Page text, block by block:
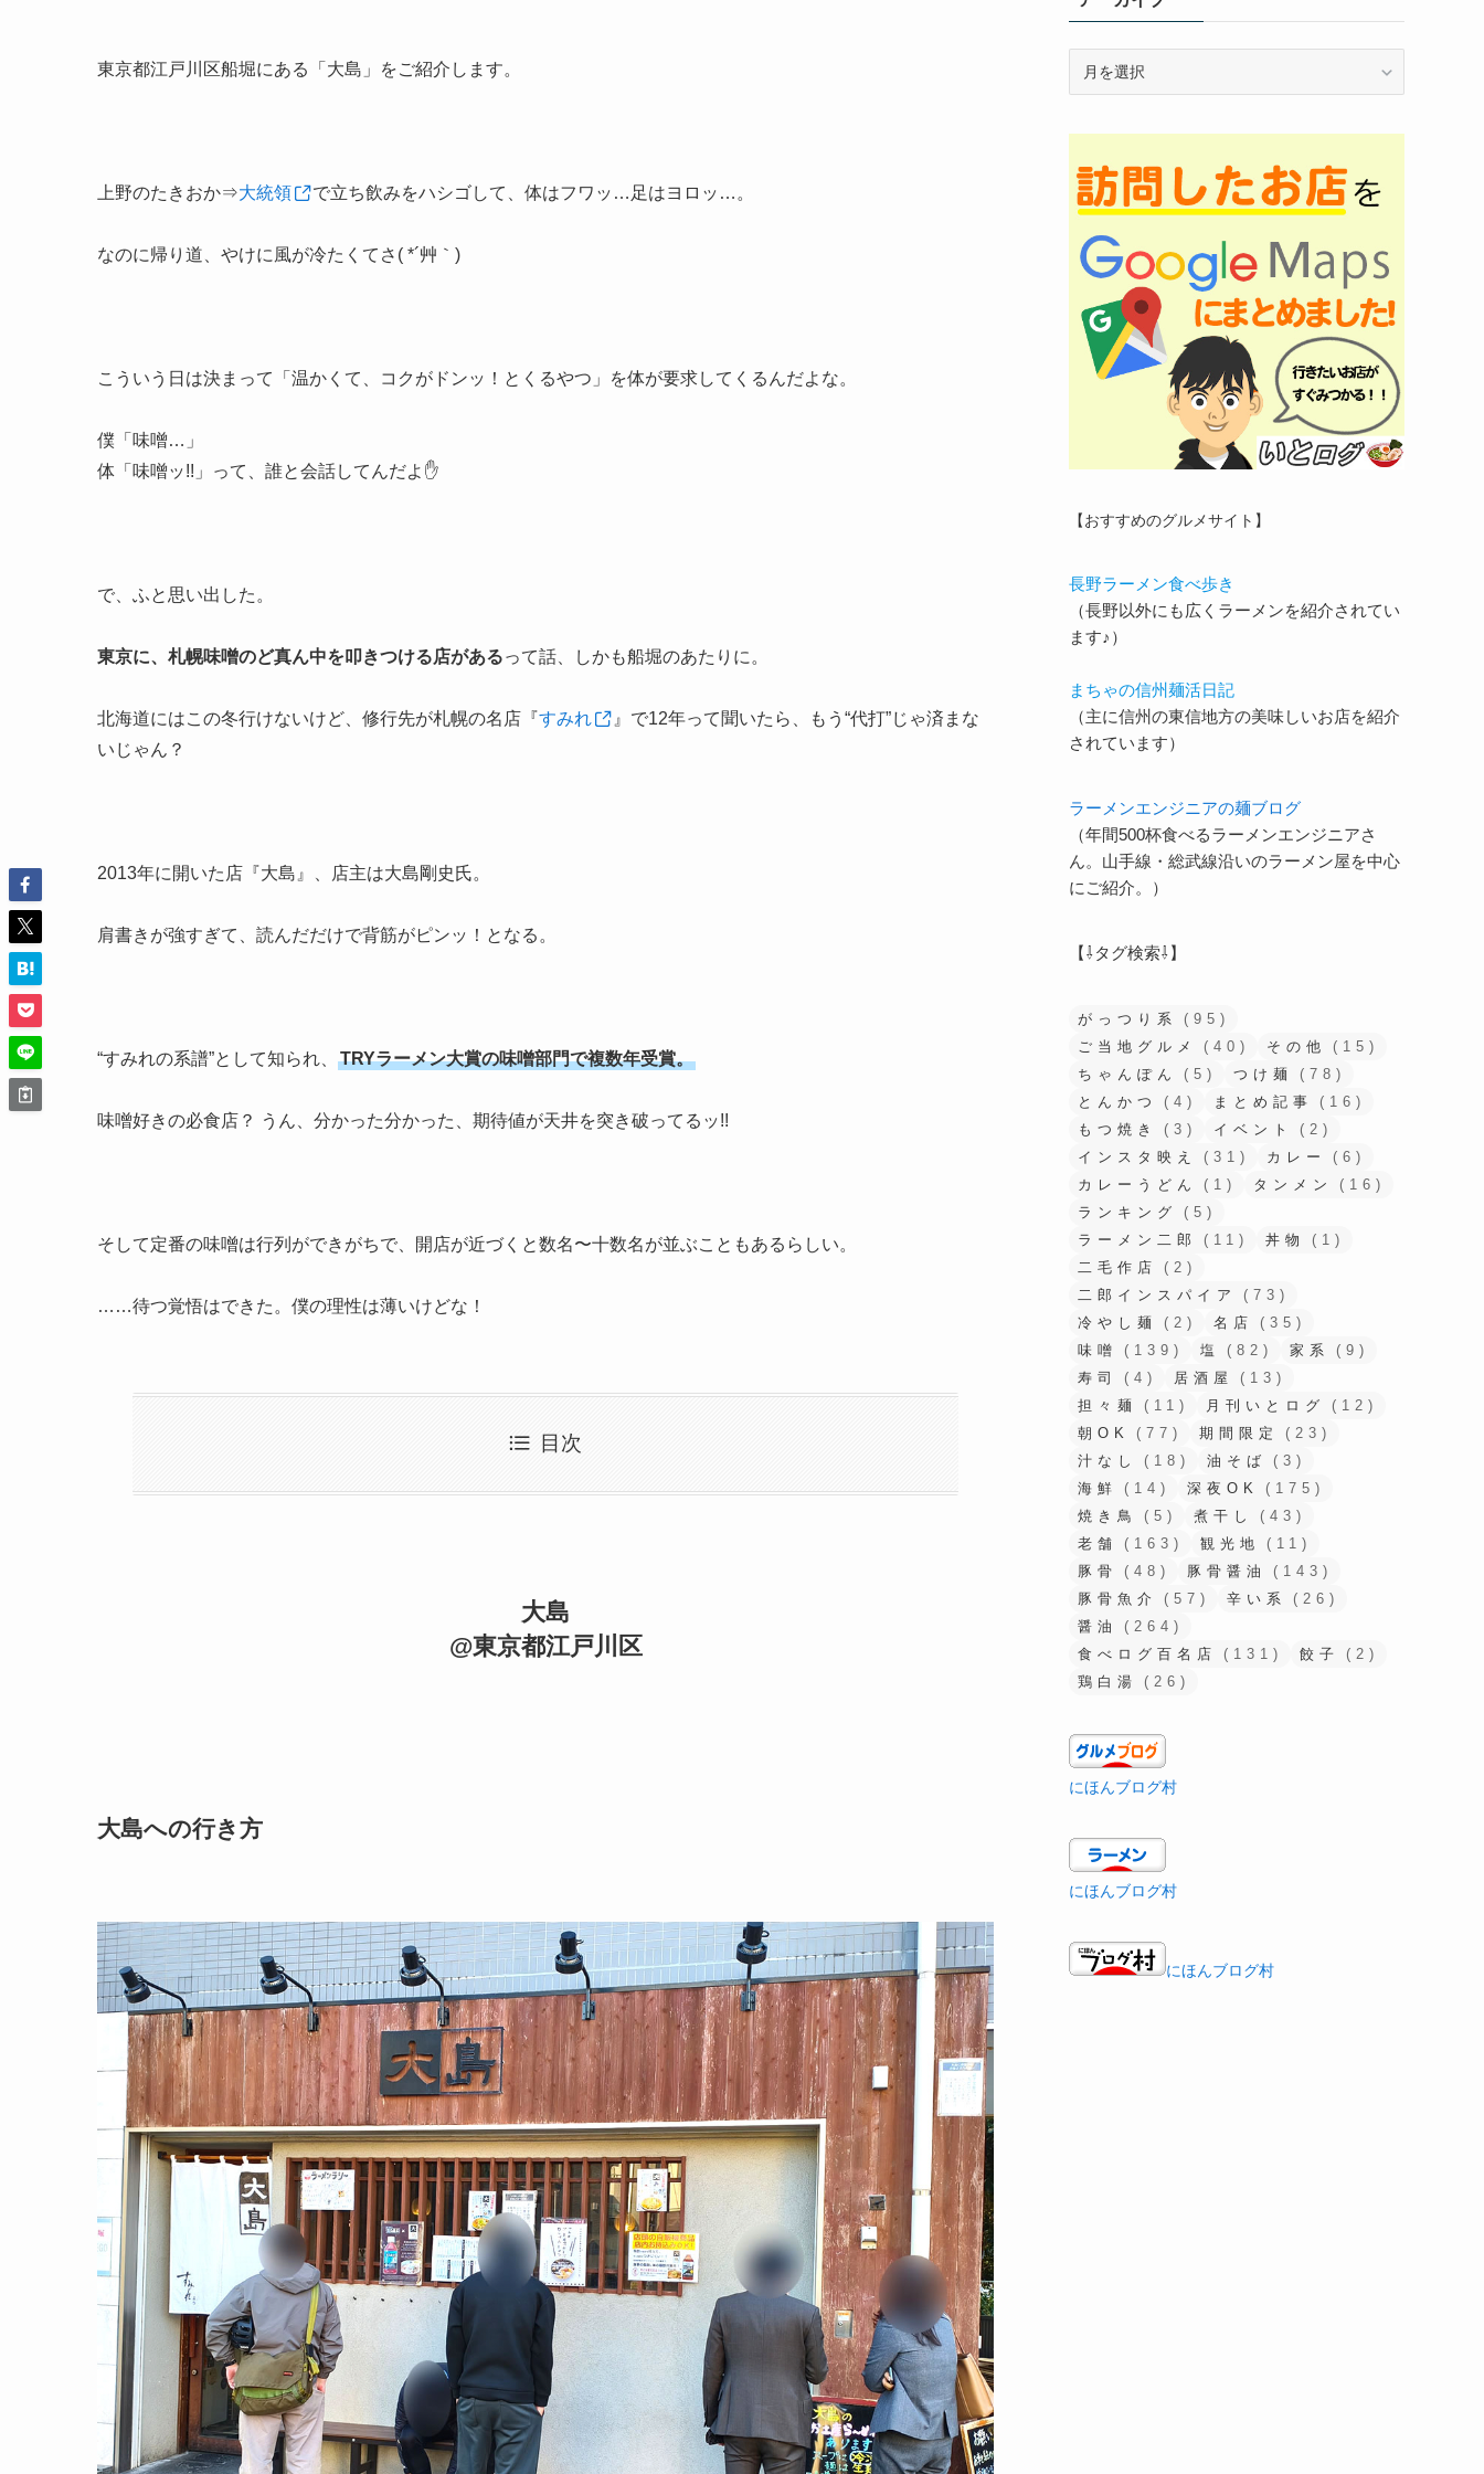
東京都江戸川区船堀にある「大島」をご紹介します。
上野のたきおか⇒大統領 で立ち飲みをハシゴして、体はフワッ…足はヨロッ…。
なのに帰り道、やけに風が冷たくてさ( *´艸｀)
こういう日は決まって「温かくて、コクがドンッ！とくるやつ」を体が要求してくるんだよな。
僕「味噌…」
体「味噌ッ!!」って、誰と会話してんだよ✋
で、ふと思い出した。
東京に、札幌味噌のど真ん中を叩きつける店があるって話、しかも船堀のあたりに。
北海道にはこの冬行けないけど、修行先が札幌の名店『すみれ
』で12年って聞いたら、もう“代打”じゃ済まな
いじゃん？
2013年に開いた店『大島』、店主は大島剛史氏。
肩書きが強すぎて、読んだだけで背筋がピンッ！となる。
“すみれの系譜”として知られ、 TRYラーメン大賞の味噌部門で複数年受賞。
味噌好きの必食店？ うん、分かった分かった、期待値が天井を突き破ってるッ!!
そして定番の味噌は行列ができがちで、開店が近づくと数名〜十数名が並ぶこともあるらしい。
……待つ覚悟はできた。僕の理性は薄いけどな！
目次
大島
@東京都江戸川区
大島への行き方
イ
【おすすめのグルメサイト】
長野ラーメン食べ歩き
（長野以外にも広くラーメンを紹介されてい
ます♪）
まちゃの信州麺活日記
（主に信州の東信地方の美味しいお店を紹介
されています）
ラーメンエンジニアの麺ブログ
（年間500杯食べるラーメンエンジニアさ
ん。山手線・総武線沿いのラーメン屋を中心
にご紹介。）
【⇩タグ検索⇩】
がっつり系
(95)
ご当地グルメ
(40) その他
(15)
ちゃんぽん
(5) つけ麺
(78)
とんかつ
(4) まとめ記事
(16)
もつ焼き
(3) イベント
(2)
インスタ映え
(31) カレー
(6)
カレーうどん
(1) タンメン
(16)
ランキング
(5)
ラーメン二郎
(11) 丼物
(1)
二毛作店
(2)
二郎インスパイア
(73)
冷やし麺
(2) 名店
(35)
味噌
(139) 塩 (82) 家系
(9)
寿司
(4) 居酒屋
(13)
担々麺
(11) 月刊いとログ
(12)
朝OK
(77) 期間限定
(23)
汁なし
(18) 油そば
(3)
海鮮
(14) 深夜OK
(175)
焼き鳥
(5) 煮干し
(43)
老舗
(163) 観光地
(11)
豚骨
(48) 豚骨醤油
(143)
豚骨魚介
(57) 辛い系
(26)
醤油
(264)
食べログ百名店
(131) 餃子
(2)
鶏白湯
(26)
にほんブログ村
にほんブログ村
にほんブログ村